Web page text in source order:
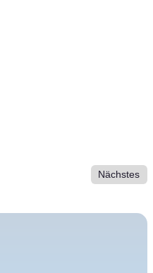
Nächstes